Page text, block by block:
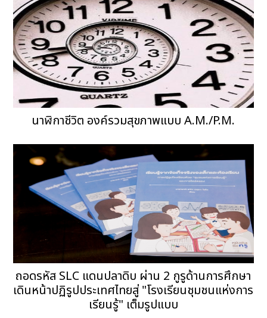
นาฬิกาชีวิต องค์รวมสุขภาพแบบ A.M./P.M.
ถอดรหัส SLC แดนปลาดิบ ผ่าน 2 กูรูด้านการศึกษา
เดินหน้าปฏิรูปประเทศไทยสู่ "โรงเรียนชุมชนแห่งการ
เรียนรู้" เต็มรูปแบบ